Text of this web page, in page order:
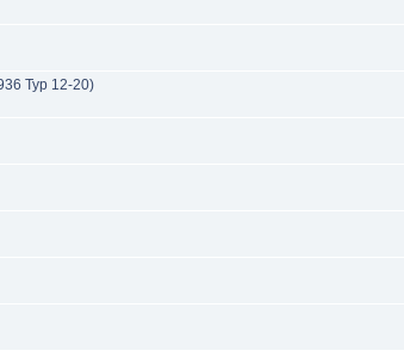
Typ 12-20)